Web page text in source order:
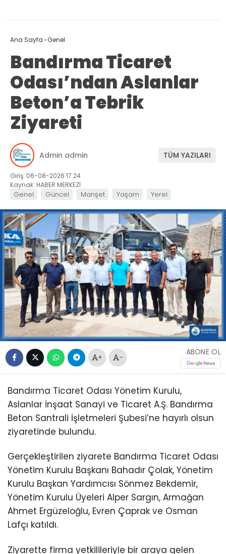
Ana Sayfa ›Genel
Bandırma Ticaret
Odası’ndan Aslanlar
Beton’a Tebrik
Ziyareti
Admin admin TÜM YAZILARI
Giriş: 06-08-2026 17:24
Kaynak: HABER MERKEZİ
Genel Güncel Manşet Yaşam Yerel
+ -
ABONE OL
Bandırma Ticaret Odası Yönetim Kurulu,
Aslanlar İnşaat Sanayi ve Ticaret A.Ş. Bandırma
Beton Santrali İşletmeleri Şubesi’ne hayırlı olsun
ziyaretinde bulundu.
Gerçekleştirilen ziyarete Bandırma Ticaret Odası
Yönetim Kurulu Başkanı Bahadır Çolak, Yönetim
Kurulu Başkan Yardımcısı Sönmez Bekdemir,
Yönetim Kurulu Üyeleri Alper Sargın, Armağan
Ahmet Ergüzeloğlu, Evren Çaprak ve Osman
Lafçı katıldı.
Ziyarette firma yetkilileriyle bir araya gelen